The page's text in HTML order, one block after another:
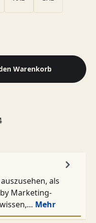
Wert ein oder
Warenkorb
als
Marketing-
Mehr